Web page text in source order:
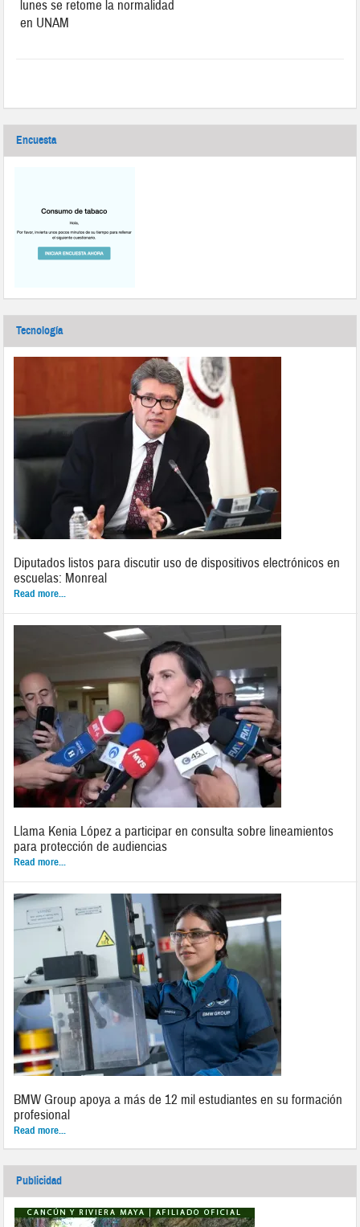
lunes se retome la normalidad
en UNAM
Encuesta
Tecnología
Diputados listos para discutir uso de dispositivos electrónicos en
escuelas: Monreal
Read more...
Llama Kenia López a participar en consulta sobre lineamientos
para protección de audiencias
Read more...
BMW Group apoya a más de 12 mil estudiantes en su formación
profesional
Read more...
Publicidad